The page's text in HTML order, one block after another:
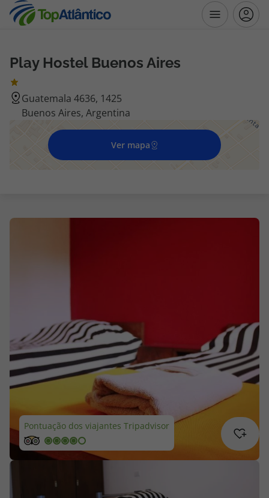
Destinos
Voos
Voos + Hotel
Promoções
Especialistas
Cheque Viagem
Rede de Lojas
Blog TopViagens
Play Hostel Buenos Aires
Guatemala 4636, 1425
Buenos Aires, Argentina
Ver mapa
Pontuação dos viajantes Tripadvisor